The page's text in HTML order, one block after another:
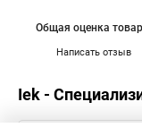
Написать отзыв
Общая оценка
Iek -